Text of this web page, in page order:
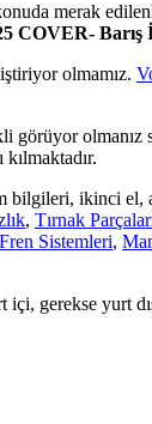
merak
COVER- Barış
olmamız.
görüyor
ikinci el,
, Tırnak
Fren Sistemleri,
yurt